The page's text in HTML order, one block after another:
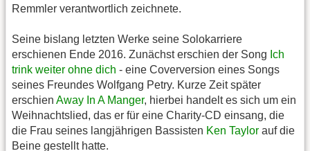
Remmler verantwortlich zeichnete.
Seine bislang letzten Werke seine Solokarriere
erschienen Ende 2016. Zunächst erschien der Song Ich
trink weiter ohne dich - eine Coverversion eines Songs
seines Freundes Wolfgang Petry. Kurze Zeit später
erschien Away In A Manger, hierbei handelt es sich um ein
Weihnachtslied, das er für eine Charity-CD einsang, die
die Frau seines langjährigen Bassisten Ken Taylor auf die
Beine gestellt hatte.